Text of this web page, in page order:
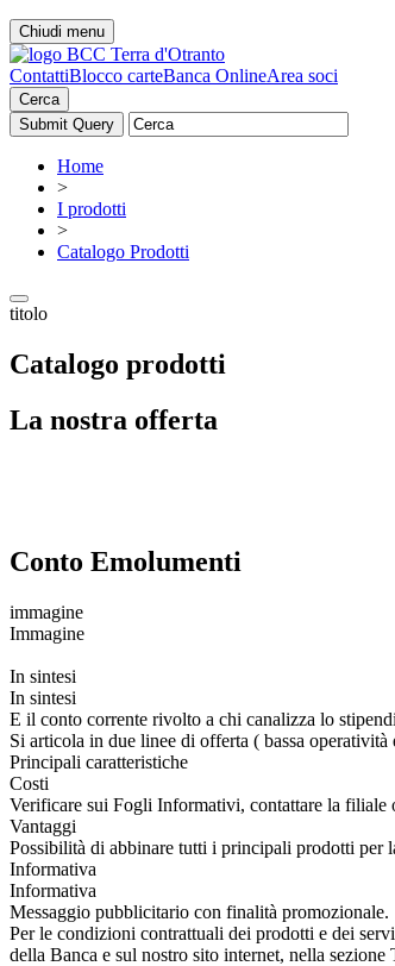
Chiudi menu
ContattiBlocco carteBanca OnlineArea soci
Cerca
Home
>
I prodotti
>
Catalogo Prodotti
titolo
Catalogo prodotti
La nostra offerta
Conto Emolumenti
immagine
Immagine
In sintesi
In sintesi
E il conto corrente rivolto a chi canalizza lo
Si articola in due linee di offerta ( bassa
Principali caratteristiche
Costi
Verificare sui Fogli Informativi, contattare la
Vantaggi
Possibilità di abbinare tutti i principali prodotti per
Informativa
Informativa
Messaggio pubblicitario con finalità promozionale.
Per le condizioni contrattuali dei prodotti e dei
della Banca e sul nostro sito internet, nella sezione